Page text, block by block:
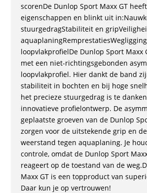
scorenDe Dunlop Sport Maxx GT
eigenschappen en blinkt uit
stuurgedragStabiliteit en
loopvlakprofielDe Dunlop Sport Maxx
met een niet-richtingsgebonden
loopvlakprofiel. Hier dankt de band
stabiliteit in bochten en bij hoge
het precieze stuurgedrag is te
innovatieve profielontwerp. De
geplaatste groeven van de Dunlop
zorgen voor de uitstekende grip en
weerstand tegen aquaplaning. Je
controle, omdat de Dunlop Sport
reageert op de toestand van de
Maxx GT is een topproduct van
Daar kun je op vertrouwen!